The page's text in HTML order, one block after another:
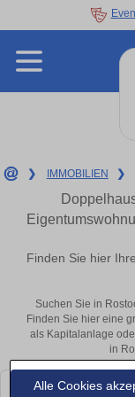
Alle Cookies
❯ IMMOBILIEN ❯
Finden Sie hier
Suchen Sie in
Finden Sie hier eine
als Kapitalanlage
in
Leider konnten wir